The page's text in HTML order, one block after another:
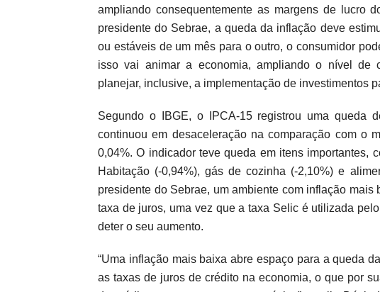
ampliando consequentemente as margens de lucro
presidente do Sebrae, a queda da inflação deve
ou estáveis de um mês para o outro, o consumidor
isso vai animar a economia, ampliando o nível de
planejar, inclusive, a implementação de investimentos
Segundo o IBGE, o IPCA-15 registrou uma queda
continuou em desaceleração na comparação com o
0,04%. O indicador teve queda em itens importantes,
Habitação (-0,94%), gás de cozinha (-2,10%) e
presidente do Sebrae, um ambiente com inflação
taxa de juros, uma vez que a taxa Selic é utilizada
deter o seu aumento.
“Uma inflação mais baixa abre espaço para a queda
as taxas de juros de crédito na economia, o que por